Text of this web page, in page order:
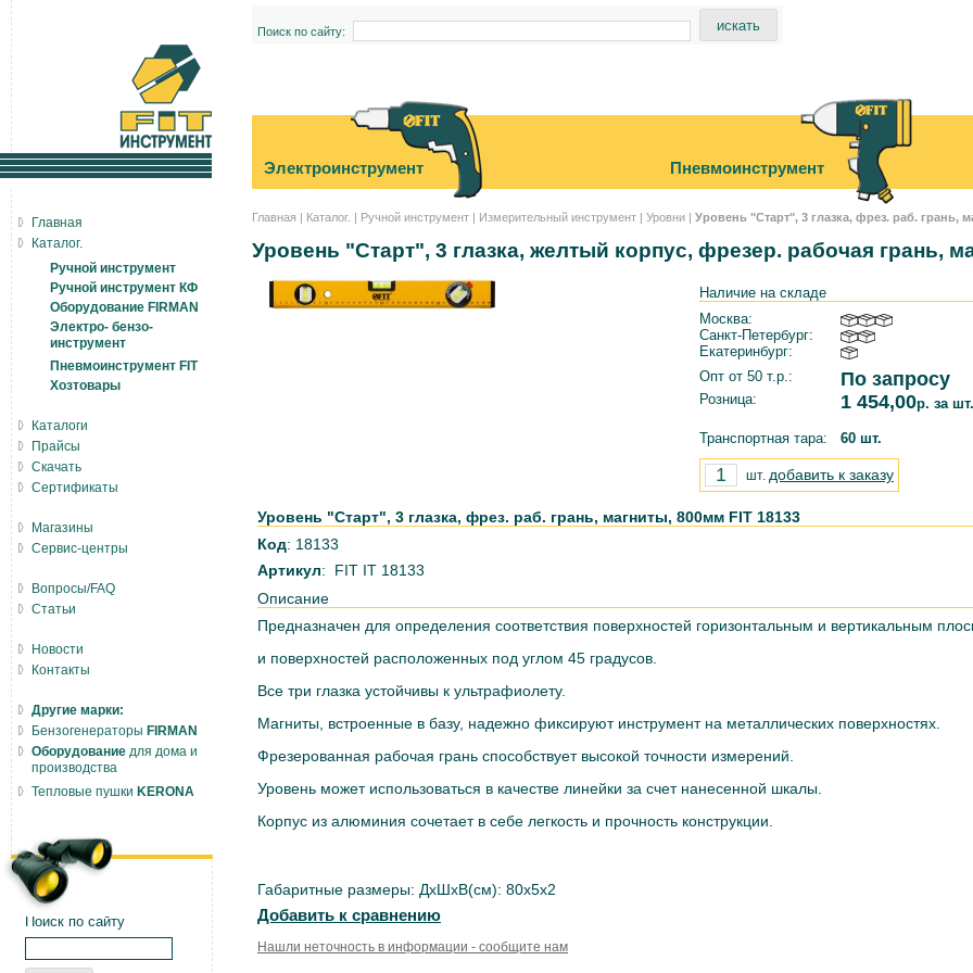
Поиск по сайту:
Электроинструмент Пневмоинструмент
Главная | Каталог. | Ручной инструмент | Измерительный инструмент | Уровни | Уровень "Старт", 3 глазка, фрез. раб. грань,
Уровень "Старт", 3 глазка, желтый корпус, фрезер. рабочая грань,
Наличие на складе
Москва:
Санкт-Петербург:
Екатеринбург:
Опт от 50 т.р.:
По запросу
Розница: 1 454,00р. за шт.
Транспортная тара: 60 шт.
шт. добавить к заказу
Уровень "Старт", 3 глазка, фрез. раб. грань, магниты, 800мм FIT 18133
Код: 18133
Артикул: FIT IT 18133
Описание
Предназначен для определения соответствия поверхностей горизонтальным и вертикальным
и поверхностей расположенных под углом 45 градусов.
Все три глазка устойчивы к ультрафиолету.
Магниты, встроенные в базу, надежно фиксируют инструмент на металлических поверхностях.
Фрезерованная рабочая грань способствует высокой точности измерений.
Уровень может использоваться в качестве линейки за счет нанесенной шкалы.
Корпус из алюминия сочетает в себе легкость и прочность конструкции.
Габаритные размеры: ДxШxВ(см): 80x5x2
Добавить к сравнению
Нашли неточность в информации - сообщите нам
Главная
Каталог.
Ручной инструмент
Ручной инструмент КФ
Оборудование FIRMAN
Электро- бензо-
инструмент
Пневмоинструмент FIT
Хозтовары
Каталоги
Прайсы
Скачать
Сертификаты
Магазины
Сервис-центры
Вопросы/FAQ
Статьи
Новости
Контакты
Другие марки:
Бензогенераторы FIRMAN
Оборудование для дома и
производства
Тепловые пушки KERONA
Поиск по сайту